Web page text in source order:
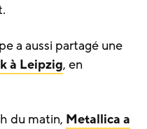
a aussi partagé une
à Leipzig, en
du matin, Metallica a